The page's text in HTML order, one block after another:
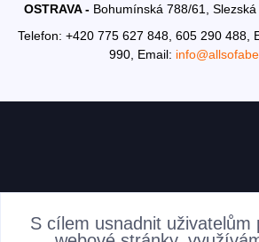
OSTRAVA - Bohumínská 788/61,
Telefon: +420 775 627 848, 605 290 488,
990, Email:
AKTUALITY
S cílem usnadnit uživatelům